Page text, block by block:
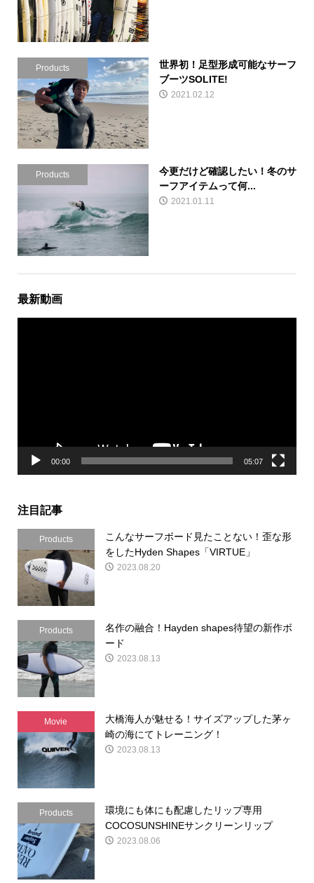
Products
世界初！足型形成可能なサーフ
ブーツSOLITE!
2021.02.12
Products
今更だけど確認したい！冬のサ
ーフアイテムって何...
2021.01.11
最新動画
00:00 05:07
注目記事
Products
こんなサーフボード見たことない！歪な形
をしたHyden Shapes「VIRTUE」
2023.08.20
Products
名作の融合！Hayden shapes待望の新作ボ
ード
2023.08.13
Movie
大橋海人が魅せる！サイズアップした茅ヶ
崎の海にてトレーニング！
2023.08.13
Products
環境にも体にも配慮したリップ専用
COCOSUNSHINEサンクリーンリップ
2023.08.06